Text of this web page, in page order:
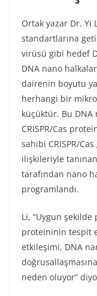
Ortak yazar Dr. Yi
standartlarına
virüsü gibi hedef
DNA nano
dairenin boyutu
herhangi bir
küçüktür. Bu DNA
CRISPR/Cas
sahibi CRISPR/
ilişkileriyle
tarafından nano
programlandı.
Li, “Uygun şekilde
proteininin tespit
etkileşimi, DNA
neden oluyor”